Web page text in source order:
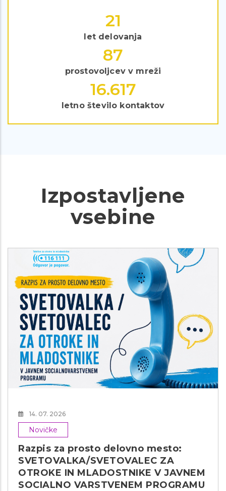
29
let delovanja
119
prostovoljcev v mreži
22.849
letno število kontaktov
Izpostavljene
vsebine
14. 07. 2026
Novičke
Razpis za prosto delovno mesto:
SVETOVALKA/SVETOVALEC ZA
OTROKE IN MLADOSTNIKE V JAVNEM
SOCIALNO VARSTVENEM PROGRAMU